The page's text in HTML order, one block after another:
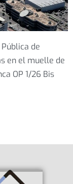
de
en el muelle de
OP 1/26 Bis